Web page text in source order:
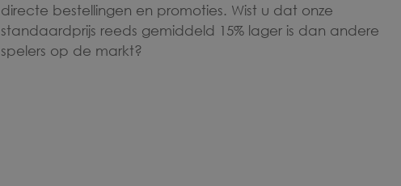
directe bestellingen en promoties. Wist u dat onze
standaardprijs reeds gemiddeld 15% lager is dan andere
spelers op de markt?